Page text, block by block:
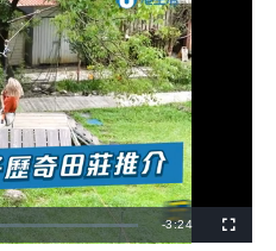
R
-3:24
u